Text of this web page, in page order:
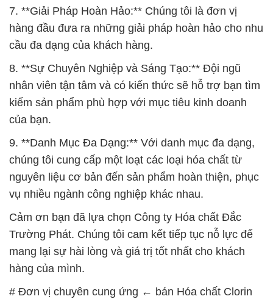
7. **Giải Pháp Hoàn Hảo:** Chúng tôi là đơn vị
hàng đầu đưa ra những giải pháp hoàn hảo cho nhu
cầu đa dạng của khách hàng.
8. **Sự Chuyên Nghiệp và Sáng Tạo:** Đội ngũ
nhân viên tận tâm và có kiến thức sẽ hỗ trợ bạn tìm
kiếm sản phẩm phù hợp với mục tiêu kinh doanh
của bạn.
9. **Danh Mục Đa Dạng:** Với danh mục đa dạng,
chúng tôi cung cấp một loạt các loại hóa chất từ
nguyên liệu cơ bản đến sản phẩm hoàn thiện, phục
vụ nhiều ngành công nghiệp khác nhau.
Cảm ơn bạn đã lựa chọn Công ty Hóa chất Đắc
Trường Phát. Chúng tôi cam kết tiếp tục nỗ lực để
mang lại sự hài lòng và giá trị tốt nhất cho khách
hàng của mình.
# Đơn vị chuyên cung ứng ← bán Hóa chất Clorin